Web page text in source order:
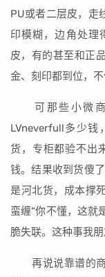
PU或者二层皮，走
印模糊，边角处理
皮，有的甚至和正
金、刻印都到位，不
可那些小微商
LVneverfull多少钱
货，专柜都验不出
钱。结果收到货傻
是河北货，成本撑
蛮缠“你不懂，这就
脆失联。这种事我
再说说靠谱的商